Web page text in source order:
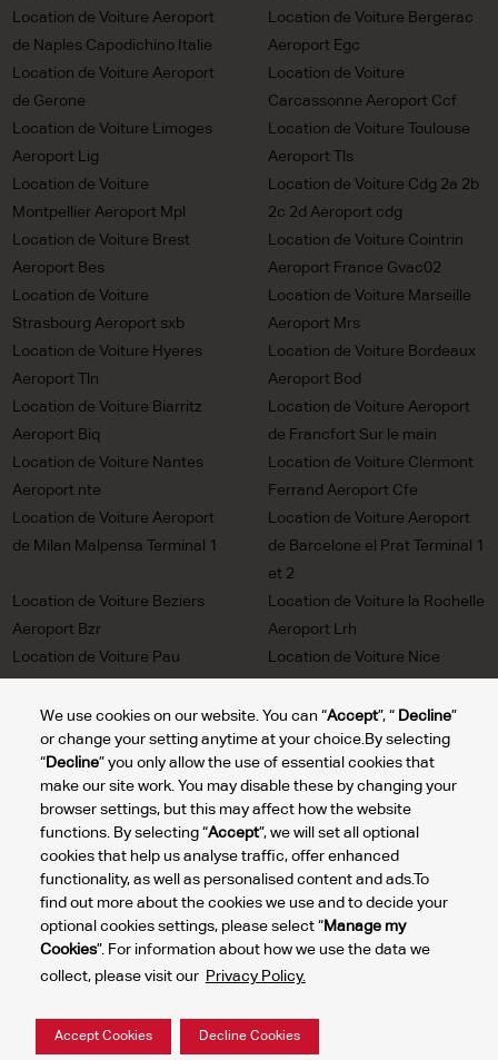
We use cookies on our website. You can “Accept”, “ Decline”
or change your setting anytime at your choice.By selecting
“ Decline” you only allow the use of essential cookies that
make our site work. You may disable these by changing your
browser settings, but this may affect how the website
functions. By selecting “Accept”, we will set all optional
cookies that help us analyse traffic, offer enhanced
functionality, as well as personalised content and ads.To
find out more about the cookies we use and to decide your
optional cookies settings, please select “Manage my
Cookies”. For information about how we use the data we
collect, please visit our Privacy Policy.
Accept Cookies Decline Cookies
Location de Voiture Aeroport
de Naples Capodichino Italie
Location de Voiture Bergerac
Aeroport Egc
Location de Voiture Aeroport
de Gerone
Location de Voiture
Carcassonne Aeroport Ccf
Location de Voiture Limoges
Aeroport Lig
Location de Voiture Toulouse
Aeroport Tls
Location de Voiture
Montpellier Aeroport Mpl
Location de Voiture Cdg 2a 2b
2c 2d Aeroport cdg
Location de Voiture Brest
Aeroport Bes
Location de Voiture Cointrin
Aeroport France Gvac02
Location de Voiture
Strasbourg Aeroport sxb
Location de Voiture Marseille
Aeroport Mrs
Location de Voiture Hyeres
Aeroport Tln
Location de Voiture Bordeaux
Aeroport Bod
Location de Voiture Biarritz
Aeroport Biq
Location de Voiture Aeroport
de Francfort Sur le main
Location de Voiture Nantes
Aeroport nte
Location de Voiture Clermont
Ferrand Aeroport Cfe
Location de Voiture Aeroport
de Milan Malpensa Terminal 1
Location de Voiture Aeroport
de Barcelone el Prat Terminal 1
et 2
Location de Voiture Beziers
Aeroport Bzr
Location de Voiture la Rochelle
Aeroport Lrh
Location de Voiture Pau
Location de Voiture Nice
Location de Voiture Rennes
Aeroport Rns
Location de Voiture Nimes
Aeroport Fni
Location de Voiture Lyon
Location de Voiture Cannes
Mandelieu Aeroport Ceq
Location de Voiture Lourdes
Tarbes Aeroport lde
Location de Voiture St Tropez
Aeroport Ltt
mes